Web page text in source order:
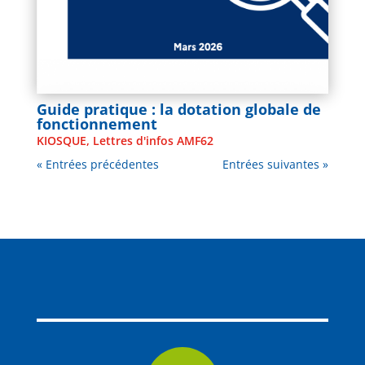
Guide pratique : la dotation globale de
fonctionnement
KIOSQUE, Lettres d'infos AMF62
« Entrées précédentes
Entrées suivantes »